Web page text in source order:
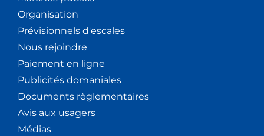
Organisation
Prévisionnels d'escales
Nous rejoindre
Paiement en ligne
Publicités domaniales
Documents règlementaires
Avis aux usagers
Médias